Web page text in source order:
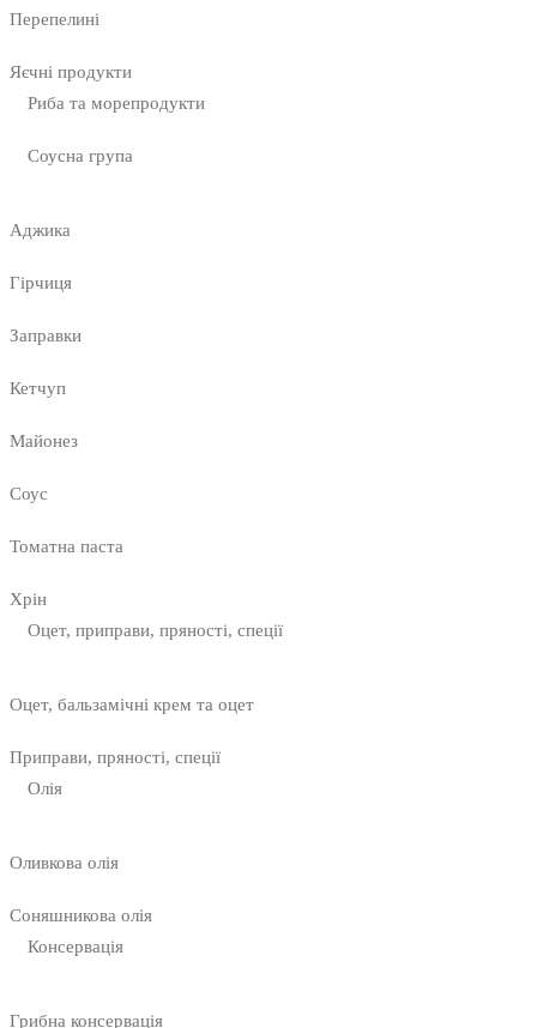
Перепелині
Яєчні продукти
Риба та морепродукти
Соусна група
Аджика
Гірчиця
Заправки
Кетчуп
Майонез
Соус
Томатна паста
Хрін
Оцет, приправи, пряності, спеції
Оцет, бальзамічні крем та оцет
Приправи, пряності, спеції
Олія
Оливкова олія
Соняшникова олія
Консервація
Грибна консервація